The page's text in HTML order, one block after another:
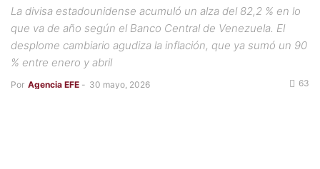
La divisa estadounidense acumuló un alza del 82,2 % en lo
que va de año según el Banco Central de Venezuela. El
desplome cambiario agudiza la inflación, que ya sumó un 90
% entre enero y abril
Por Agencia EFE - 30 mayo, 2026 63